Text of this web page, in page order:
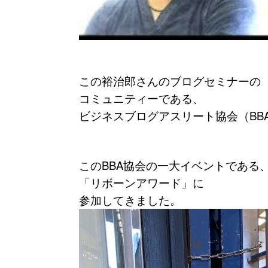
この裕治郎さんのブログセミナーの
コミュニティーである、
ビジネスブログアスリート協会（
このBBA協会の一大イベントである
「リボーンアワード」に
参加してきました。